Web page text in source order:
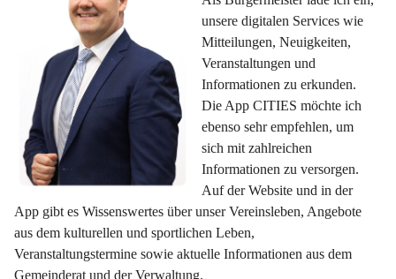
unsere digitalen Services wie
Mitteilungen, Neuigkeiten,
Veranstaltungen und
Informationen zu erkunden.
Die App CITIES möchte ich
ebenso sehr empfehlen, um
sich mit zahlreichen
Informationen zu versorgen.
Auf der Website und in der
App gibt es Wissenswertes über unser Vereinsleben, Angebote
aus dem kulturellen und sportlichen Leben,
Veranstaltungstermine sowie aktuelle Informationen aus dem
Gemeinderat und der Verwaltung.